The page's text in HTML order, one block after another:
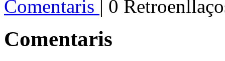
Comentaris | 0
Comentaris